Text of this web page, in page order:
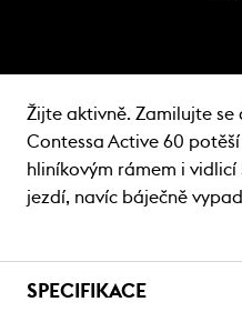
Žijte aktivně. Zamilujte se
Contessa Active 60
hliníkovým rámem i vidlicí
jezdí, navíc báječně
SPECIFIKACE